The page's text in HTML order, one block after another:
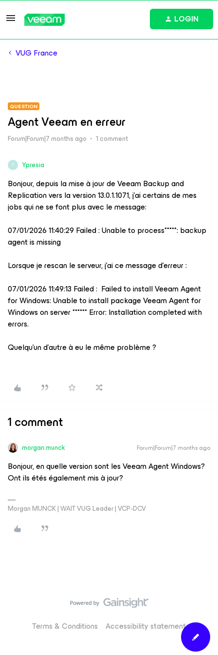
LOGIN
VUG France
QUESTION
Agent Veeam en erreur
Forum|Forum|7 months ago 1 comment
Y Ypresia
Bonjour, depuis la mise à jour de Veeam Backup and
Replication vers la version 13.0.1.1071, j’ai certains de mes
jobs qui ne se font plus avec le message:
07/01/2026 11:40:29 Failed : Unable to process*****: backup
agent is missing
Lorsque je rescan le serveur, j’ai ce message d’erreur :
07/01/2026 11:49:13 Failed : Failed to install Veeam Agent
for Windows: Unable to install package Veeam Agent for
Windows on server ****** Error: Installation completed with
errors.
Quelqu’un d’autre à eu le même problème ?
1 comment
morgan.munck Forum|Forum|7 months ago
Bonjour, en quelle version sont les Veeam Agent Windows?
Ont ils étés également mis à jour?
Morgan MUNCK | WAIT VUG Leader | VCP-DCV
Terms & Conditions Accessibility statement